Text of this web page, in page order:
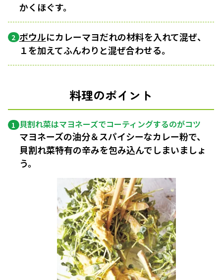
かくほぐす。
2 ボウルにカレーマヨだれの材料を入れて混ぜ、
１を加えてふんわりと混ぜ合わせる。
料理のポイント
1 貝割れ菜はマヨネーズでコーティングするのがコツ
マヨネーズの油分＆スパイシーなカレー粉で、
貝割れ菜特有の辛みを包み込んでしまいましょ
う。